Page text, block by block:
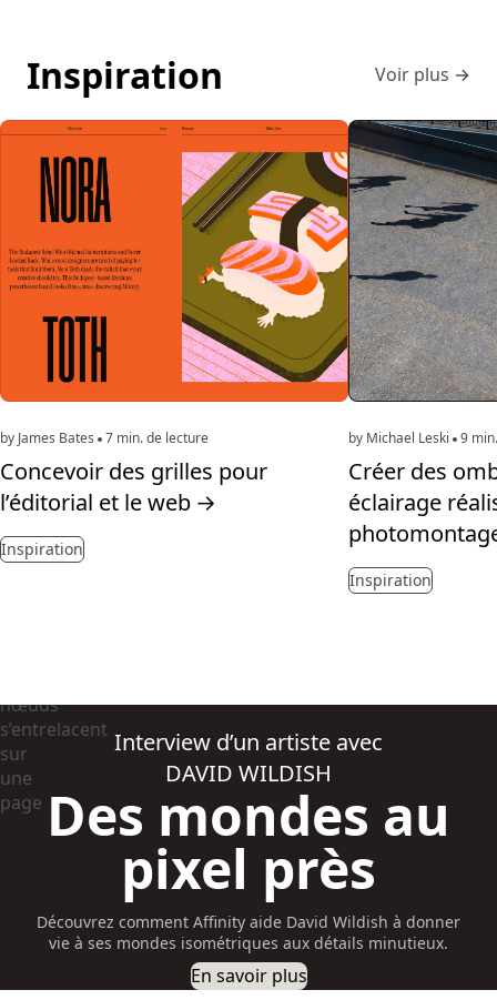
Inspiration Voir plus →
by James Bates 7 min. de lecture
Concevoir des grilles pour
l’éditorial et le web →
Inspiration
by Michael Leski 9
Créer des
éclairage
Inspiration
Interview d’un artiste avec
DAVID WILDISH
Des mondes au
pixel près
Découvrez comment Affinity aide David Wildish à donner
vie à ses mondes isométriques aux détails minutieux.
En savoir plus